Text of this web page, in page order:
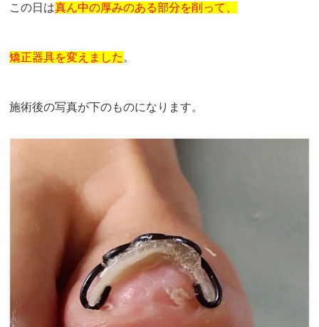
この日は真ん中の厚みのある部分を削って、
矯正器具を変えました 。
施術後の写真が下のものになります。